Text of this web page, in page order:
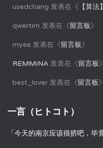
usedchang 发表在《 【算
qwertim 发表在《留言板》
myee 发表在《留言板》
REMMINA 发表在《留言板》
best_lover 发表在《留言板》
一言（ヒトコト）
「今天的南京应该很挤吧，毕